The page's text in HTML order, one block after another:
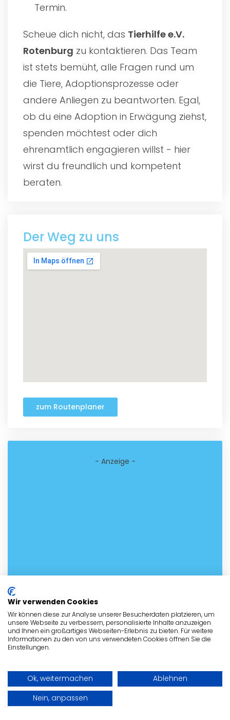
Termin.
Scheue dich nicht, das Tierhilfe e.V.
Rotenburg zu kontaktieren. Das Team
ist stets bemüht, alle Fragen rund um
die Tiere, Adoptionsprozesse oder
andere Anliegen zu beantworten. Egal,
ob du eine Adoption in Erwägung ziehst,
spenden möchtest oder dich
ehrenamtlich engagieren willst - hier
wirst du freundlich und kompetent
beraten.
Der Weg zu uns
zum Routenplaner
- Anzeige -
Wir verwenden Cookies
Wir können diese zur Analyse unserer Besucherdaten platzieren, um
unsere Webseite zu verbessern, personalisierte Inhalte anzuzeigen
und Ihnen ein großartiges Webseiten-Erlebnis zu bieten. Für weitere
Informationen zu den von uns verwendeten Cookies öffnen Sie die
Einstellungen.
Ok, weitermachen
Ablehnen
Nein, anpassen